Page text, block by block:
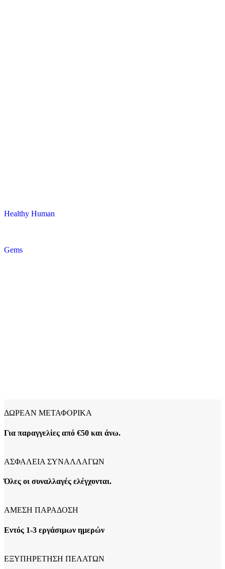
Healthy Human
Gems
ΔΩΡΕΑΝ ΜΕΤΑΦΟΡΙΚΑ
Για παραγγελίες από €50 και άνω.
ΑΣΦΑΛΕΙΑ ΣΥΝΑΛΛΑΓΩΝ
Όλες οι συναλλαγές ελέγχονται.
ΑΜΕΣΗ ΠΑΡΑΔΟΣΗ
Εντός 1-3 εργάσιμων ημερών
ΕΞΥΠΗΡΕΤΗΣΗ ΠΕΛΑΤΩΝ